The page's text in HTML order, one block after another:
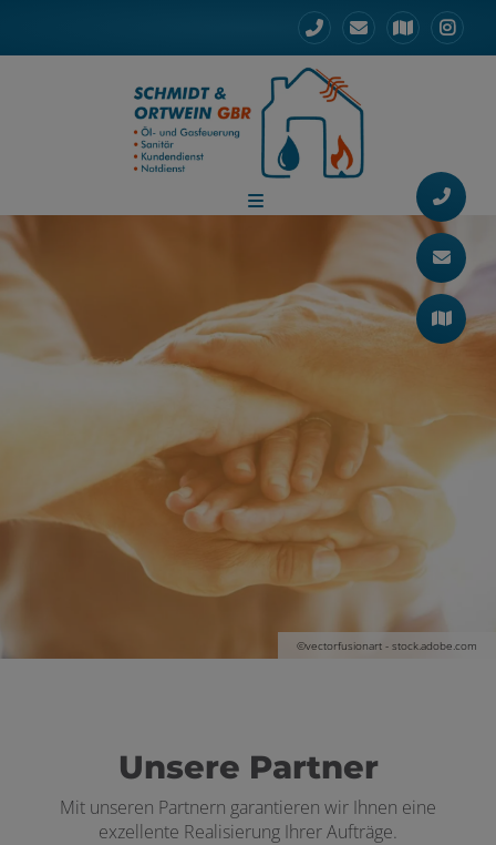
©vectorfusionart - stock.adobe.com
Unsere Partner
Mit unseren Partnern garantieren wir Ihnen eine
exzellente Realisierung Ihrer Aufträge.
öffnen und schließen
schließen
öffnen und schließen